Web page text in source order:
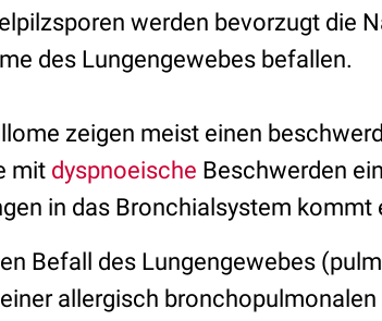
werden bevorzugt die
des Lungengewebes befallen.
zeigen meist einen
mit dyspnoeische Beschwerden
in das Bronchialsystem kommt
Befall des Lungengewebes
allergisch